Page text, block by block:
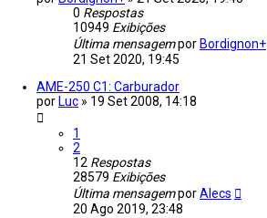
0 Respostas
10949 Exibições
Última mensagempor Bordignon+
21 Set 2020, 19:45
AME-250 C1: Carburador
por Luc » 19 Set 2008, 14:18
1
2
12 Respostas
28579 Exibições
Última mensagemporAlecs
20 Ago 2019, 23:48